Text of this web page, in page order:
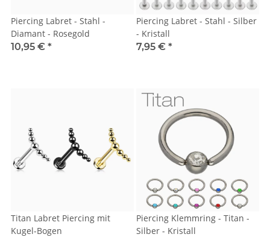
Piercing Labret - Stahl -
Diamant - Rosegold
10,95 € *
Piercing Labret - Stahl - Silber
- Kristall
7,95 € *
Titan Labret Piercing mit
Kugel-Bogen
Piercing Klemmring - Titan -
Silber - Kristall